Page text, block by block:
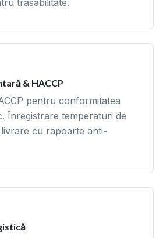
trasabilitate.
& HACCP
pentru conformitatea
Înregistrare temperaturi de
cu rapoarte anti-